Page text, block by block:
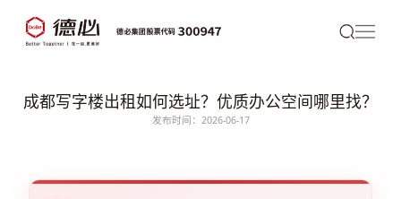
成都写字楼出租如何选址？优质办公空间哪里找？
发布时间：2026-06-17